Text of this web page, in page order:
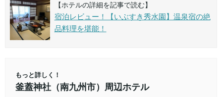
【ホテルの詳細を記事で読む】
宿泊レビュー！【いぶすき秀水園】温泉宿の絶
品料理を堪能！
もっと詳しく！
釜蓋神社（南九州市）周辺ホテル